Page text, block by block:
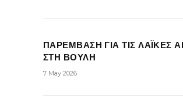
ΠΑΡΕΜΒΑΣΗ ΓΙΑ ΤΙΣ ΛΑΪΚΕΣ
ΣΤΗ ΒΟΥΛΗ
7 May 2026